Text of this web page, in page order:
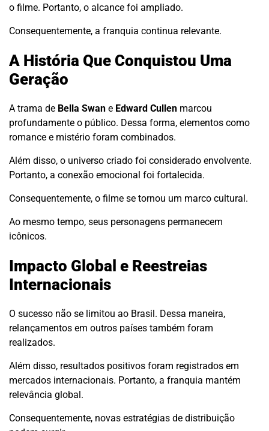
o filme. Portanto, o alcance foi ampliado.
Consequentemente, a franquia continua relevante.
A História Que Conquistou Uma
Geração
A trama de Bella Swan e Edward Cullen marcou
profundamente o público. Dessa forma, elementos como
romance e mistério foram combinados.
Além disso, o universo criado foi considerado envolvente.
Portanto, a conexão emocional foi fortalecida.
Consequentemente, o filme se tornou um marco cultural.
Ao mesmo tempo, seus personagens permanecem
icônicos.
Impacto Global e Reestreias
Internacionais
O sucesso não se limitou ao Brasil. Dessa maneira,
relançamentos em outros países também foram
realizados.
Além disso, resultados positivos foram registrados em
mercados internacionais. Portanto, a franquia mantém
relevância global.
Consequentemente, novas estratégias de distribuição